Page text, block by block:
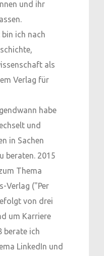
und ihr
ich nach
als
Verlag für
habe
und
in Sachen
beraten. 2015
Thema
Verlag ("Per
von drei
um Karriere
berate ich
LinkedIn und